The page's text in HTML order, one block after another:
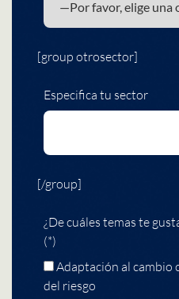
[group otrosector]
Especifica tu sector
[/group]
¿De cuáles temas te
(*)
Adaptación al cambio
del riesgo